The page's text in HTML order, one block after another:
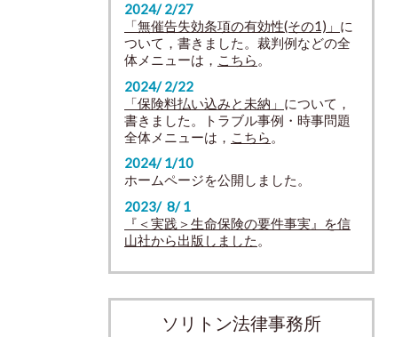
2024/ 2/27
「無催告失効条項の有効性(その1)」 に
ついて，書きました。裁判例などの全
体メニューは， こちら 。
2024/ 2/22
「保険料払い込みと未納」 について，
書きました。トラブル事例・時事問題
全体メニューは， こちら 。
2024/ 1/10
ホームページを公開しました。
2023/ 8/ 1
『＜実践＞生命保険の要件事実』を信
山社から出版しました 。
ソリトン法律事務所